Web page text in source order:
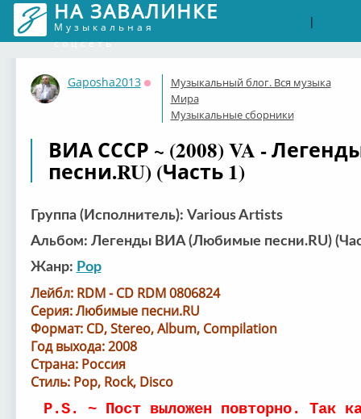
НА ЗАВАЛИНКЕ
Музыкальная
соцсеть
|
Gaposha2013
Оффлайн
Музыкальный блог. Вся музыка
Мира
Музыкальные сборники
ВИА СССР ~ (2008) VA -
песни.RU) (Часть 1)
Группа (Исполнитель): Various Artists
Альбом: Легенды ВИА (Любимые песни.RU)
Жанр: Pop
Лейбл: RDM - CD RDM 0806824
Серия: Любимые песни.RU
Формат: CD, Stereo, Album, Compilation
Год выхода: 2008
Страна: Россия
Стиль: Pop, Rock, Disco
P.S. ~ Пост выложен повторно. Так